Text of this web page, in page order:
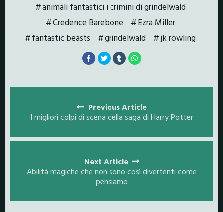
animali fantastici i crimini di grindelwald
Credence Barebone
Ezra Miller
fantastic beasts
grindelwald jk rowling
navigation
Previous Article
I migliori colpi di scena della saga di Harry Potter
Next Article
Abilità magiche che non sono così divertenti come
pensiamo